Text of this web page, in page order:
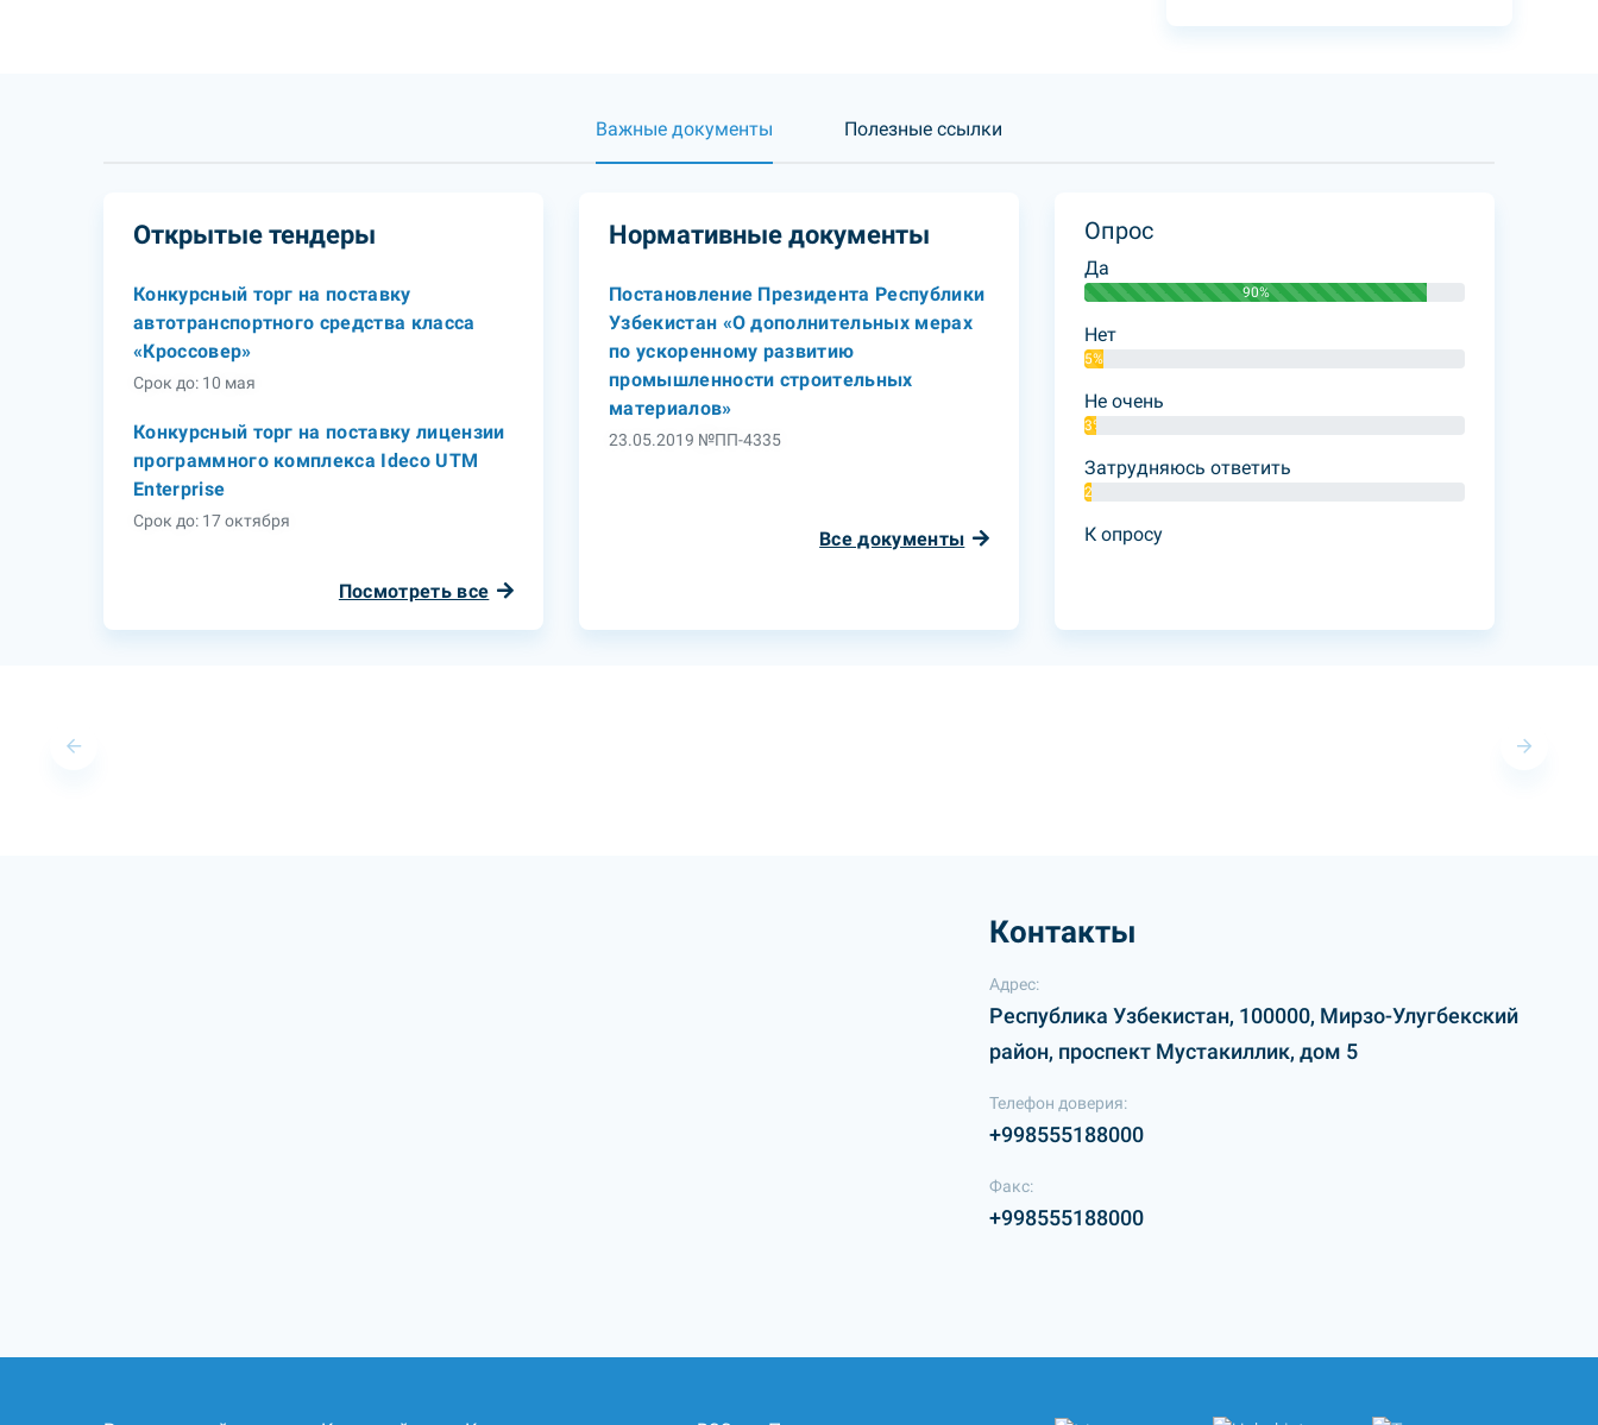
Важные документы Полезные ссылки
Открытые тендеры
Конкурсный торг на поставку
автотранспортного средства класса
«Кроссовер»
Срок до: 10 мая
Конкурсный торг на поставку лицензии
программного комплекса Ideco UTM
Enterprise
Срок до: 17 октября
Посмотреть все
Нормативные документы
Постановление Президента Республики
Узбекистан «О дополнительных мерах
по ускоренному развитию
промышленности строительных
материалов»
23.05.2019 №ПП-4335
Все документы
Опрос
Да
90%
Нет
5%
Не очень
3%
Затрудняюсь ответить
2%
К опросу
Контакты
Адрес:
Республика Узбекистан, 100000, Мирзо-Улугбекский
район, проспект Мустакиллик, дом 5
Телефон доверия:
+998555188000
Факс:
+998555188000